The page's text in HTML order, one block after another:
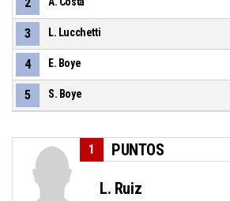
3 L. Lucchetti
4 E. Boye
5 S. Boye
PUNTOS
1
L. Ruiz